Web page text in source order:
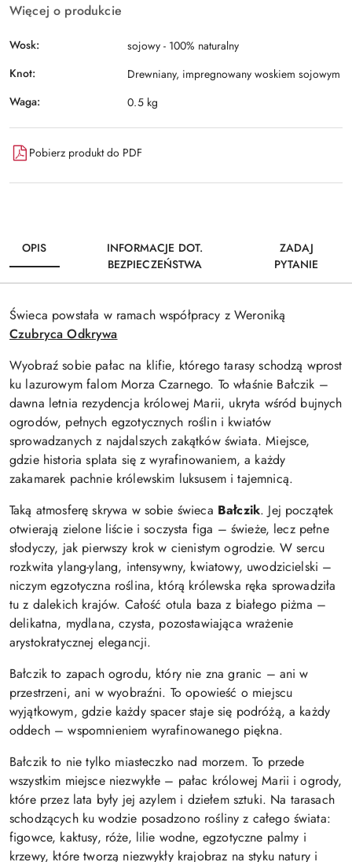
Więcej o produkcie
Wosk:
sojowy - 100% naturalny
Knot:
Drewniany, impregnowany woskiem sojowym
Waga:
0.5 kg
Pobierz produkt do PDF
OPIS
INFORMACJE DOT.
BEZPIECZEŃSTWA
ZADAJ
PYTANIE
Świeca powstała w ramach współpracy z Weroniką
Czubryca Odkrywa
Wyobraź sobie pałac na klifie, którego tarasy schodzą wprost
ku lazurowym falom Morza Czarnego. To właśnie Bałczik –
dawna letnia rezydencja królowej Marii, ukryta wśród bujnych
ogrodów, pełnych egzotycznych roślin i kwiatów
sprowadzanych z najdalszych zakątków świata. Miejsce,
gdzie historia splata się z wyrafinowaniem, a każdy
zakamarek pachnie królewskim luksusem i tajemnicą.
Taką atmosferę skrywa w sobie świeca Bałczik. Jej początek
otwierają zielone liście i soczysta figa – świeże, lecz pełne
słodyczy, jak pierwszy krok w cienistym ogrodzie. W sercu
rozkwita ylang-ylang, intensywny, kwiatowy, uwodzicielski –
niczym egzotyczna roślina, którą królewska ręka sprowadziła
tu z dalekich krajów. Całość otula baza z białego piżma –
delikatna, mydlana, czysta, pozostawiająca wrażenie
arystokratycznej elegancji.
Bałczik to zapach ogrodu, który nie zna granic – ani w
przestrzeni, ani w wyobraźni. To opowieść o miejscu
wyjątkowym, gdzie każdy spacer staje się podróżą, a każdy
oddech – wspomnieniem wyrafinowanego piękna.
Bałczik to nie tylko miasteczko nad morzem. To przede
wszystkim miejsce niezwykłe – pałac królowej Marii i ogrody,
które przez lata były jej azylem i dziełem sztuki. Na tarasach
schodzących ku wodzie posadzono rośliny z całego świata:
figowce, kaktusy, róże, lilie wodne, egzotyczne palmy i
krzewy, które tworzą niezwykły krajobraz na styku natury i